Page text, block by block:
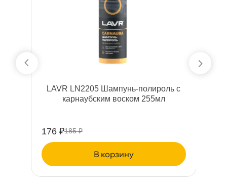
LAVR LN2205 Шампунь-полироль с
карнаубским воском 255мл
176 ₽185 ₽
корзину